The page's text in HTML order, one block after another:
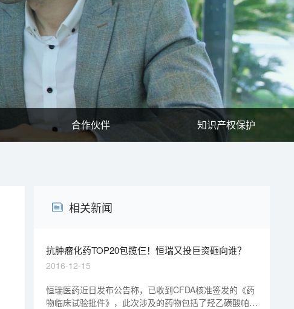
合作伙伴 知识产权保护
相关新闻
抗肿瘤化药TOP20包揽仨！恒瑞又投巨资砸向谁？
2016-12-15
恒瑞医药近日发布公告称，已收到CFDA核准签发的《药
物临床试验批件》，此次涉及的药物包括了羟乙磺酸帕伯